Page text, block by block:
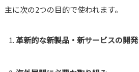
主に次の2つの目的で使われます。
革新的な新製品・新サービスの開発